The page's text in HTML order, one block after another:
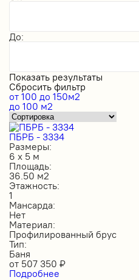
До:
Показать результаты
Сбросить фильтр
от 100 до 150м2
до 100 м2
ПБРБ - 3334
Размеры:
6 х 5 м
Площадь:
36.50 м2
Этажность:
1
Мансарда:
Нет
Материал:
Профилированный брус
Тип:
Баня
от 507 350 ₽
Подробнее